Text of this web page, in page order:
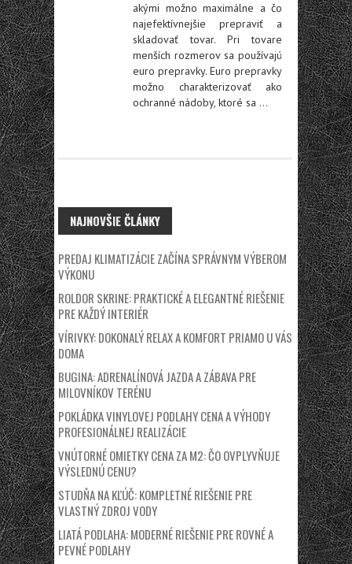
akými možno maximálne a čo
najefektívnejšie prepraviť a
skladovať tovar. Pri tovare
menších rozmerov sa používajú
euro prepravky. Euro prepravky
možno charakterizovať ako
ochranné nádoby, ktoré sa …
NAJNOVŠIE ČLÁNKY
PREDAJ KLIMATIZÁCIE ZAČÍNA SPRÁVNYM VÝBEROM
VÝKONU
ROLDOR SKRINE: PRAKTICKÉ A ELEGANTNÉ RIEŠENIE
PRE KAŽDÝ INTERIÉR
VÍRIVKY: DOKONALÝ RELAX A KOMFORT PRIAMO U VÁS
DOMA
BUGINA: ADRENALÍNOVÁ JAZDA A ZÁBAVA PRE
MILOVNÍKOV TERÉNU
POKLÁDKA VINYLOVEJ PODLAHY CENA A VÝHODY
PROFESIONÁLNEJ REALIZÁCIE
VNÚTORNÉ OMIETKY CENA ZA M2: ČO OVPLYVŇUJE
VÝSLEDNÚ CENU?
STUDŇA NA KĽÚČ: KOMPLETNÉ RIEŠENIE PRE
VLASTNÝ ZDROJ VODY
LIATÁ PODLAHA: MODERNÉ RIEŠENIE PRE ROVNÉ A
PEVNÉ PODLAHY